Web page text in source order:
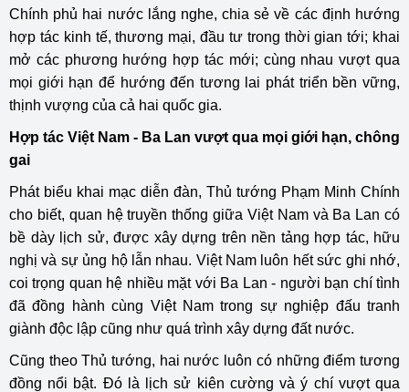
Chính phủ hai nước lắng nghe, chia sẻ về các định hướng
hợp tác kinh tế, thương mại, đầu tư trong thời gian tới; khai
mở các phương hướng hợp tác mới; cùng nhau vượt qua
mọi giới hạn để hướng đến tương lai phát triển bền vững,
thịnh vượng của cả hai quốc gia.
Hợp tác Việt Nam - Ba Lan vượt qua mọi giới hạn, chông
gai
Phát biểu khai mạc diễn đàn, Thủ tướng Phạm Minh Chính
cho biết, quan hệ truyền thống giữa Việt Nam và Ba Lan có
bề dày lịch sử, được xây dựng trên nền tảng hợp tác, hữu
nghị và sự ủng hộ lẫn nhau. Việt Nam luôn hết sức ghi nhớ,
coi trọng quan hệ nhiều mặt với Ba Lan - người bạn chí tình
đã đồng hành cùng Việt Nam trong sự nghiệp đấu tranh
giành độc lập cũng như quá trình xây dựng đất nước.
Cũng theo Thủ tướng, hai nước luôn có những điểm tương
đồng nổi bật. Đó là lịch sử kiên cường và ý chí vượt qua